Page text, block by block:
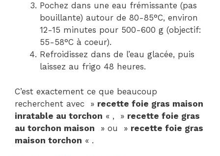
Pochez dans une eau frémissante (pas
bouillante) autour de 80-85°C, environ
12-15 minutes pour 500-600 g (objectif:
55-58°C à coeur).
Refroidissez dans de l’eau glacée, puis
laissez au frigo 48 heures.
C’est exactement ce que beaucoup
recherchent avec » recette foie gras maison
inratable au torchon « , » recette foie gras
au torchon maison » ou » recette foie gras
maison torchon « .